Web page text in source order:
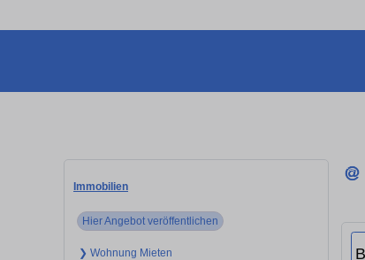
Immobilien
Hier Angebot veröffentlichen
❯ Wohnung Mieten